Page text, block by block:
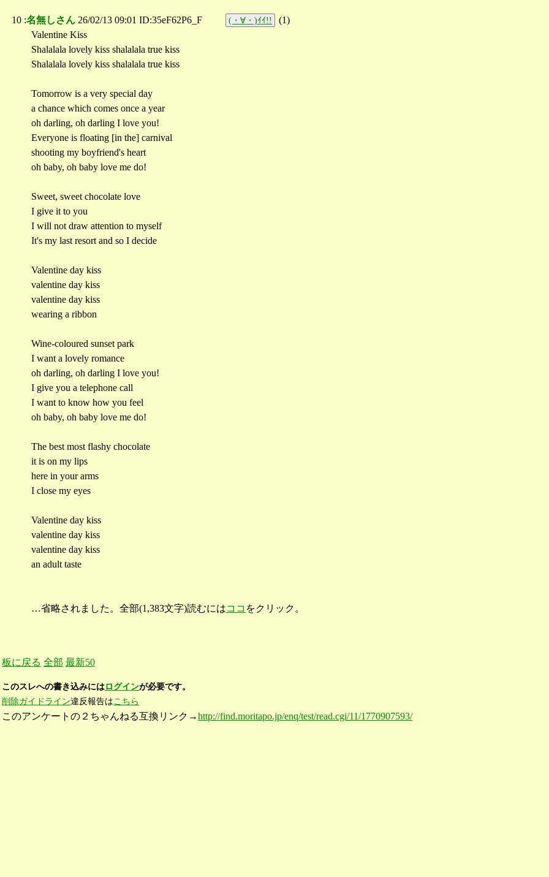
10 :名無しさん 26/02/13 09:01 ID:35eF62P6_F (・∀・)ｲｲ!! (1)
Valentine Kiss
Shalalala lovely kiss shalalala true kiss
Shalalala lovely kiss shalalala true kiss
Tomorrow is a very special day
a chance which comes once a year
oh darling, oh darling I love you!
Everyone is floating [in the] carnival
shooting my boyfriend's heart
oh baby, oh baby love me do!
Sweet, sweet chocolate love
I give it to you
I will not draw attention to myself
It's my last resort and so I decide
Valentine day kiss
valentine day kiss
valentine day kiss
wearing a ribbon
Wine-coloured sunset park
I want a lovely romance
oh darling, oh darling I love you!
I give you a telephone call
I want to know how you feel
oh baby, oh baby love me do!
The best most flashy chocolate
it is on my lips
here in your arms
I close my eyes
Valentine day kiss
valentine day kiss
valentine day kiss
an adult taste
…省略されました。全部(1,383文字)読むにはココ をクリック。
板に戻る 全部 最新50
このスレへの書き込みにはログインが必要です。
削除ガイドライン違反報告はこちら
このアンケートの２ちゃんねる互換リンク→http://find.moritapo.jp/enq/test/read.cgi/11/1770907593/